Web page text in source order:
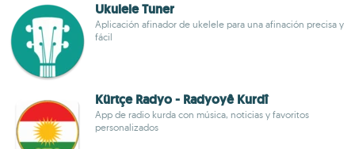
Ukulele Tuner
Aplicación afinador de ukelele para una afinación precisa y
fácil
Kürtçe Radyo - Radyoyê Kurdî
App de radio kurda con música, noticias y favoritos
personalizados